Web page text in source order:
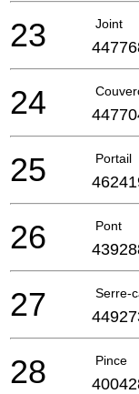
Joint
23
24
Portail
25
Pont
26
Serre-
27
Pince
28